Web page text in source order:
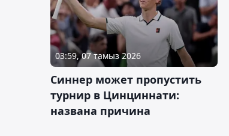
03:59, 07 тамыз 2026
Синнер может пропустить
турнир в Цинциннати:
названа причина